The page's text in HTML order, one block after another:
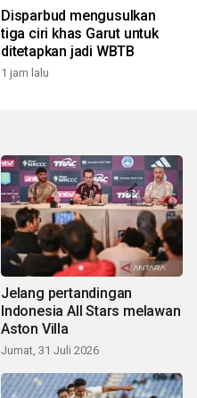
Disparbud mengusulkan
tiga ciri khas Garut untuk
ditetapkan jadi WBTB
1 jam lalu
Jelang pertandingan
Indonesia All Stars melawan
Aston Villa
Jumat, 31 Juli 2026